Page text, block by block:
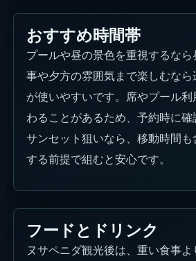
おすすめ時間帯
プールや昼の景色を重視するな
事や夕方の雰囲気まで楽しむな
が使いやすいです。席やプール
わることがあるため、予約時に確
サンセット狙いなら、移動時間
する前提で組むと安心です。
フードとドリンク
ヌサペニダ観光後は、重い食事